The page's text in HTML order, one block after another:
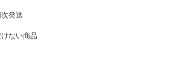
発送
ない商品